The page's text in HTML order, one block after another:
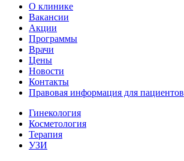
О клинике
Вакансии
Акции
Программы
Врачи
Цены
Новости
Контакты
Правовая информация для пациентов
Гинекология
Косметология
Терапия
УЗИ